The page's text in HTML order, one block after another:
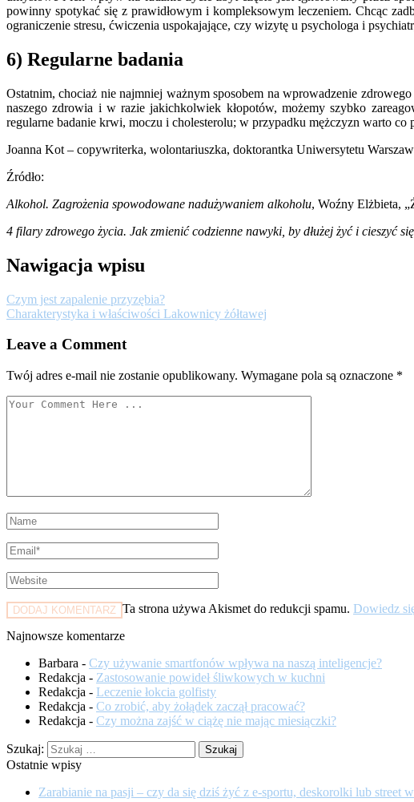
powinny spotykać się z prawidłowym i kompleksowym leczeniem. Chcąc
ograniczenie stresu, ćwiczenia uspokajające, czy wizytę u psychologa i
6) Regularne badania
Ostatnim, chociaż nie najmniej ważnym sposobem na wprowadzenie
naszego zdrowia i w razie jakichkolwiek kłopotów, możemy szybko
regularne badanie krwi, moczu i cholesterolu; w przypadku mężczyzn warto
Joanna Kot – copywriterka, wolontariuszka, doktorantka Uniwersytetu
Źródło:
Alkohol. Zagrożenia spowodowane nadużywaniem alkoholu, Woźny Elżbieta,
4 filary zdrowego życia. Jak zmienić codzienne nawyki, by dłużej żyć i cieszyć
Nawigacja wpisu
Czym jest zapalenie przyzębia?
Charakterystyka i właściwości Lakownicy żółtawej
Leave a Comment
Twój adres e-mail nie zostanie opublikowany. Wymagane pola są oznaczone *
Ta strona używa Akismet do redukcji spamu. Dowiedz
Najnowsze komentarze
Barbara - Czy używanie smartfonów wpływa na naszą inteligencje?
Redakcja - Zastosowanie powideł śliwkowych w kuchni
Redakcja - Leczenie łokcia golfisty
Redakcja - Co zrobić, aby żołądek zaczął pracować?
Redakcja - Czy można zajść w ciążę nie mając miesiączki?
Szukaj:
Ostatnie wpisy
Zarabianie na pasji – czy da się dziś żyć z e‑sportu, deskorolki lub street